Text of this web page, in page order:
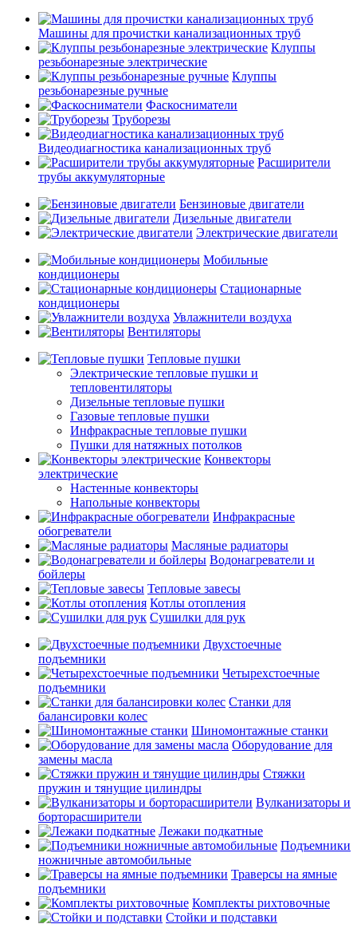
Машины для прочистки канализационных труб
Клуппы
резьбонарезные электрические
Клуппы
резьбонарезные ручные
Фаскосниматели
Труборезы
Видеодиагностика канализационных труб
Расширители
трубы аккумуляторные
Бензиновые двигатели
Дизельные двигатели
Электрические двигатели
Мобильные
кондиционеры
Стационарные
кондиционеры
Увлажнители воздуха
Вентиляторы
Тепловые пушки
Электрические тепловые пушки и
тепловентиляторы
Дизельные тепловые пушки
Газовые тепловые пушки
Инфракрасные тепловые пушки
Пушки для натяжных потолков
Конвекторы
электрические
Настенные конвекторы
Напольные конвекторы
Инфракрасные
обогреватели
Масляные радиаторы
Водонагреватели и
бойлеры
Тепловые завесы
Котлы отопления
Сушилки для рук
Двухстоечные
подъемники
Четырехстоечные
подъемники
Станки для
балансировки колес
Шиномонтажные станки
Оборудование для
замены масла
Стяжки
пружин и тянущие цилиндры
Вулканизаторы и
борторасширители
Лежаки подкатные
Подъемники
ножничные автомобильные
Траверсы на ямные
подъемники
Комплекты рихтовочные
Стойки и подставки